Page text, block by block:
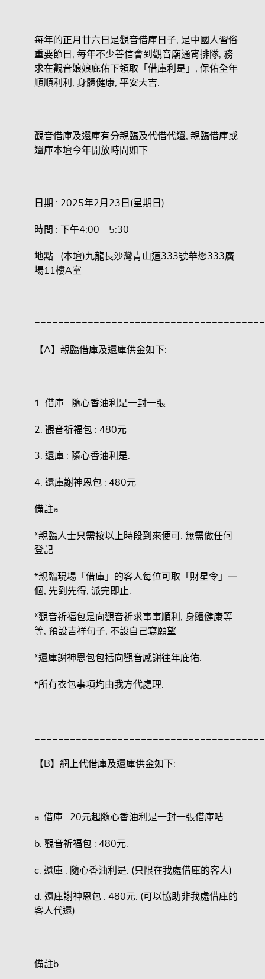
每年的正月廿六日是觀音借庫日子, 是中國人習俗
重要節日, 每年不少善信會到觀音廟通宵排隊, 務
求在觀音娘娘庇佑下領取「借庫利是」, 保佑全年
順順利利, 身體健康, 平安大吉.
觀音借庫及還庫有分親臨及代借代還, 親臨借庫或
還庫本壇今年開放時間如下:
日期 : 2025年2月23日(星期日)
時間 : 下午4:00 – 5:30
地點 : (本壇)九龍長沙灣青山道333號華懋333廣
場11樓A室
【A】親臨借庫及還庫供金如下:
1. 借庫 : 隨心香油利是一封一張.
2. 觀音祈福包 : 480元
3. 還庫 : 隨心香油利是.
4. 還庫謝神恩包 : 480元
備註a.
*親臨人士只需按以上時段到來便可. 無需做任何
登記.
*親臨現場「借庫」的客人每位可取「財星令」一
個, 先到先得, 派完即止.
*觀音祈福包是向觀音祈求事事順利, 身體健康等
等, 預設吉祥句子, 不設自己寫願望.
*還庫謝神恩包包括向觀音感謝往年庇佑.
*所有衣包事項均由我方代處理.
【B】網上代借庫及還庫供金如下:
a. 借庫 : 20元起隨心香油利是一封一張借庫咭.
b. 觀音祈福包 : 480元.
c. 還庫 : 隨心香油利是. (只限在我處借庫的客人)
d. 還庫謝神恩包 : 480元. (可以協助非我處借庫的
客人代還)
備註b.